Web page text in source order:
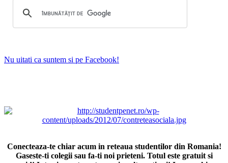
Nu uitati ca suntem si pe Facebook!
Conecteaza-te chiar acum in reteaua studentilor din Romania!
Gaseste-ti colegii sau fa-ti noi prieteni. Totul este gratuit si